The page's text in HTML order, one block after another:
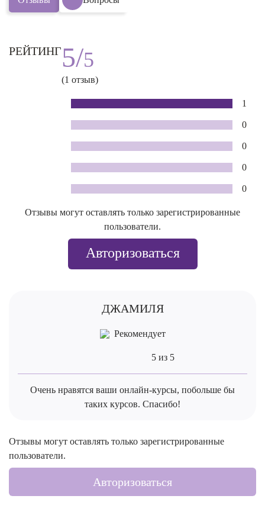
РЕЙТИНГ5/5
(1 отзыв)
1
0
0
0
0
Отзывы могут оставлять только зарегистрированные
пользователи.
Авторизоваться
ДЖАМИЛЯ
Рекомендует
5 из 5
Очень нравятся ваши онлайн-курсы, побольше бы
таких курсов. Спасибо!
Отзывы могут оставлять только зарегистрированные
пользователи.
Авторизоваться